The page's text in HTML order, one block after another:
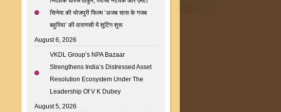
सिनेमा की भोजपुरी फिल्म ‘अजब सास के गजब
बहुरिया’ की वाराणसी में शूटिंग शुरू
August 6, 2026
VKDL Group’s NPA Bazaar
Strengthens India’s Distressed Asset
Resolution Ecosystem Under The
Leadership Of V K Dubey
August 5, 2026